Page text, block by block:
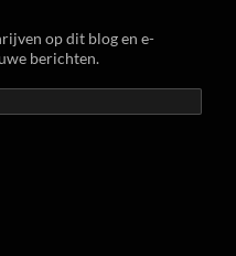
op dit blog en e-
berichten.